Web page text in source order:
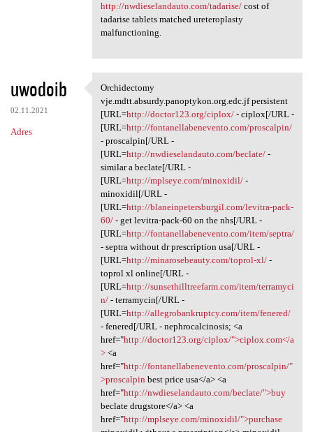
http://nwdieselandauto.com/tadarise/cost of
tadarise tablets matched ureteroplasty
malfunctioning.
uwodoib
02.11.2021
Adres
Orchidectomy vje.mdtt.absurdy
Orchidectomy
vje.mdtt.absurdy.panoptykon.org.edc.jf persistent
[URL=http://doctor123.org/ciplox/- ciplox[/URL -
[URL=http://fontanellabenevento.com/proscalpin/
- proscalpin[/URL -
[URL=http://nwdieselandauto.com/beclate/-
similar a beclate[/URL -
[URL=http://mplseye.com/minoxidil/-
minoxidil[/URL -
[URL=http://blaneinpetersburgil.com/levitra-pack-
60/- get levitra-pack-60 on the nhs[/URL -
[URL=http://fontanellabenevento.com/item/septra/
- septra without dr prescription usa[/URL -
[URL=http://minarosebeauty.com/toprol-xl/-
toprol xl online[/URL -
[URL=http://sunsethilltreefarm.com/item/terramyci
n/- terramycin[/URL -
[URL=http://allegrobankruptcy.com/item/fenered/
- fenered[/URL - nephrocalcinosis; <a
href="http://doctor123.org/ciplox/">ciplox.com</a
><a
href="http://fontanellabenevento.com/proscalpin/"
>proscalpin best price usa</a> <a
href="http://nwdieselandauto.com/beclate/">buy
beclate drugstore</a> <a
href="http://mplseye.com/minoxidil/">purchase